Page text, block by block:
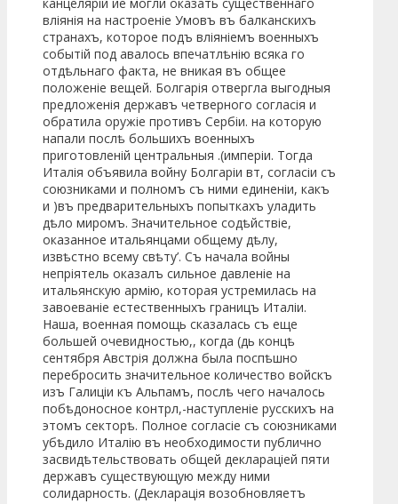
канцелярій ие могли оказать существеннаго
вліянія на настроеніе Умовъ въ балканскихъ
странахъ, которое подъ вліяніемъ военныхъ
событій под авалось впечатлѣнію всяка го
отдѣльнаго факта, не вникая въ общее
положеніе вещей. Болгарія отвергла выгодныя
предложенія державъ четверного согласія и
обратила оружіе противъ Сербіи. на которую
напали послѣ большихъ военныхъ
приготовленій центральныя .(имперіи. Тогда
Италія объявила войну Болгаріи вт, согласіи съ
союзниками и полномъ съ ними единеніи, какъ
и )въ предварительныхъ попыткахъ уладить
дѣло миромъ. Значительное содѣйствіе,
оказанное итальянцами общему дѣлу,
извѣстно всему свѣту’. Съ начала войны
непріятель оказалъ сильное давленіе на
итальянскую армію, которая устремилась на
завоеваніе естественныхъ границъ Италіи.
Наша, военная помощь сказалась съ еще
большей очевидностью,, когда (дь концѣ
сентября Австрія должна была поспѣшно
перебросить значительное количество войскъ
изъ Галиціи къ Альпамъ, послѣ чего началось
побѣдоносное контрл,-наступленіе русскихъ на
этомъ секторѣ. Полное согласіе съ союзниками
убѣдило Италію въ необходимости публично
засвидѣтельствовать общей деклараціей пяти
державъ существующую между ними
солидарность. (Декларація возобновляетъ